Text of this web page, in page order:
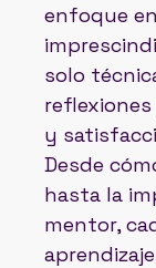
enfoque
solo
y
Desde
hasta la
mentor,